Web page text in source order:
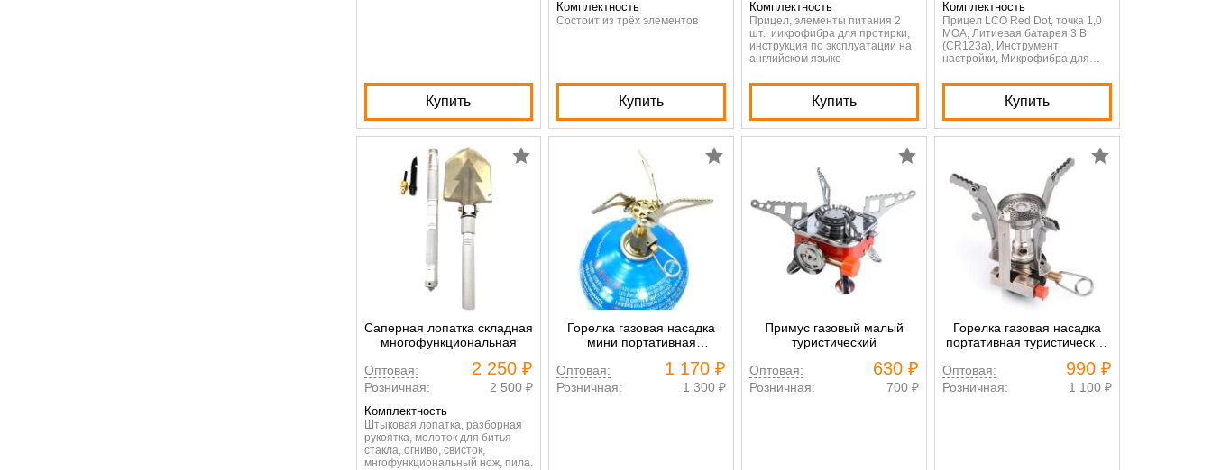
Купить
Комплектность
Состоит из трёх элементов
Купить
Комплектность
Прицел, элементы питания 2
шт., иикрофибра для протирки,
инструкция по эксплуатации на
английском языке
Купить
Комплектность
Прицел LCO Red Dot, точка 1,0
МОА, Литиевая батарея 3 В
(CR123a), Инструмент
настройки, Микрофибра для
эксплуатации на английском
Купить
Саперная лопатка складная
многофункциональная
Оптовая:
2 250 ₽
Розничная: 2 500 ₽
Комплектность
Штыковая лопатка, разборная
рукоятка, молоток для битья
стакла, огниво, свисток,
мнгофункциональный нож, пила.
Горелка газовая насадка
мини портативная
Оптовая: 1 170 ₽
Розничная: 1 300 ₽
Примус газовый малый
туристический
Оптовая:
630 ₽
Розничная: 700 ₽
Горелка газовая насадка
портативная туристическая
Оптовая:
990 ₽
Розничная: 1 100 ₽